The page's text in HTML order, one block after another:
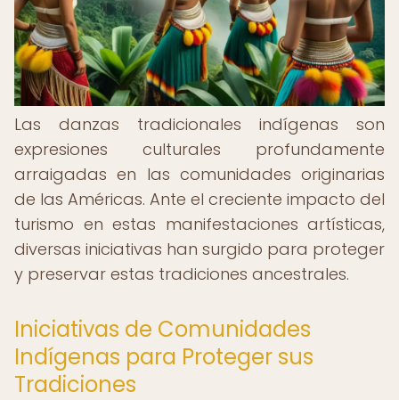
Las danzas tradicionales indígenas son
expresiones culturales profundamente
arraigadas en las comunidades originarias
de las Américas. Ante el creciente impacto del
turismo en estas manifestaciones artísticas,
diversas iniciativas han surgido para proteger
y preservar estas tradiciones ancestrales.
Iniciativas de Comunidades
Indígenas para Proteger sus
Tradiciones